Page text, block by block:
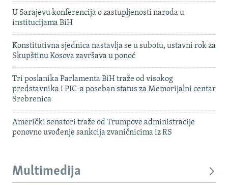
U Sarajevu konferencija o zastupljenosti naroda u
institucijama BiH
Konstitutivna sjednica nastavlja se u subotu, ustavni rok za
Skupštinu Kosova završava u ponoć
Tri poslanika Parlamenta BiH traže od visokog
predstavnika i PIC-a poseban status za Memorijalni centar
Srebrenica
Američki senatori traže od Trumpove administracije
ponovno uvođenje sankcija zvaničnicima iz RS
Multimedija